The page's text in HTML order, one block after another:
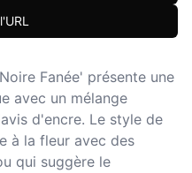
Fanée' présente une
avec un mélange
d'encre. Le style de
à la fleur avec des
qui suggère le